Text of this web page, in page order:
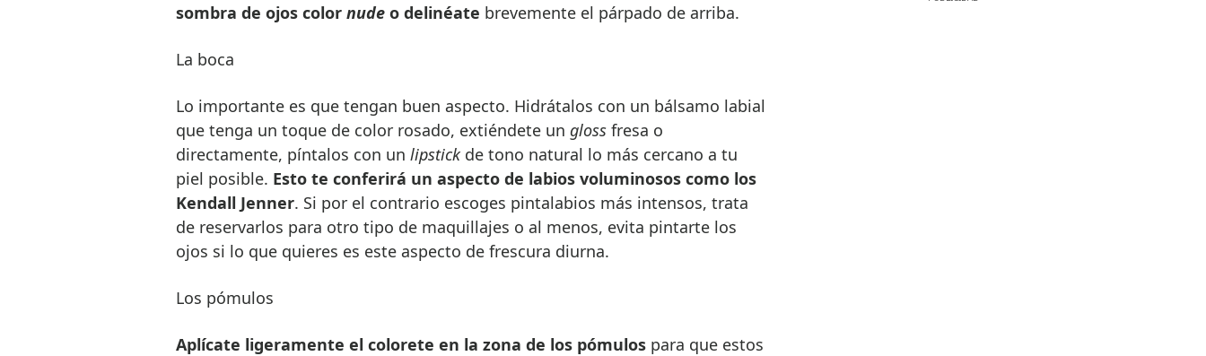
sombra de ojos color nude o delinéate brevemente el párpado de arriba.
La boca
Lo importante es que tengan buen aspecto. Hidrátalos con un bálsamo labial
que tenga un toque de color rosado, extiéndete un glossfresa o
directamente, píntalos con un lipstickde tono natural lo más cercano a tu
piel posible. Esto te conferirá un aspecto de labios voluminosos como los
Kendall Jenner. Si por el contrario escoges pintalabios más intensos, trata
de reservarlos para otro tipo de maquillajes o al menos, evita pintarte los
ojos si lo que quieres es este aspecto de frescura diurna.
Los pómulos
Aplícate ligeramente el colorete en la zona de los pómulospara que estos